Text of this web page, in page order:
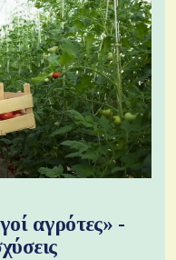
αγρότες» -